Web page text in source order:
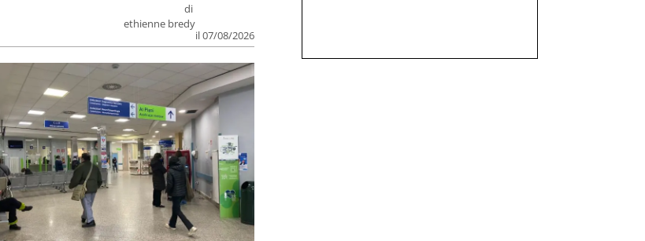
di
ethienne bredy
il 07/08/2026